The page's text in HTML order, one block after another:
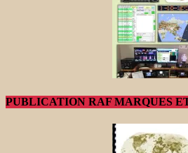
PUBLICATION RAF MARQUES